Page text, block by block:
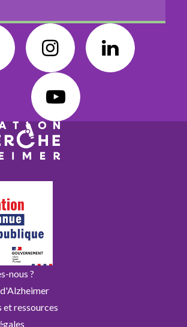
nous ?
et ressources